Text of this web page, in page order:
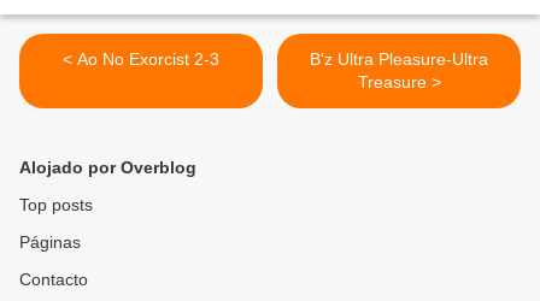
< Ao No Exorcist 2-3
B'z Ultra Pleasure-Ultra
Treasure >
Alojado por Overblog
Top posts
Páginas
Contacto